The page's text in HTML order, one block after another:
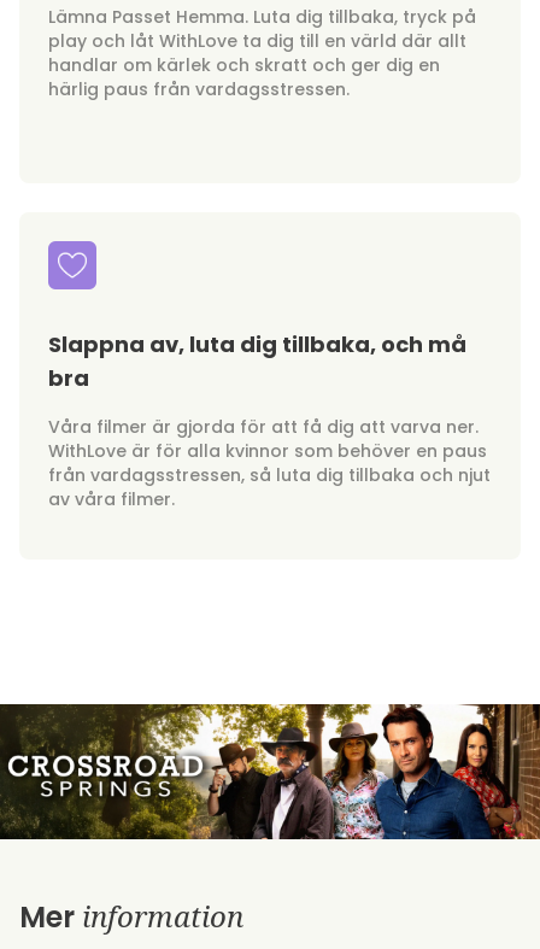
Lämna Passet Hemma. Luta dig tillbaka, tryck på
play och låt WithLove ta dig till en värld där allt
handlar om kärlek och skratt och ger dig en
härlig paus från vardagsstressen.
Slappna av, luta dig tillbaka, och må
bra
Våra filmer är gjorda för att få dig att varva ner.
WithLove är för alla kvinnor som behöver en paus
från vardagsstressen, så luta dig tillbaka och njut
av våra filmer.
Mer information